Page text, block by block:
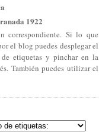
1922
correspondiente. Si lo que
el blog puedes desplegar el
etiquetas y pinchar en la
También puedes utilizar el